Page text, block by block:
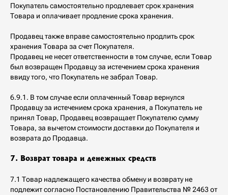
Покупатель самостоятельно продлевает срок хранения
Товара и оплачивает продление срока хранения.
Продавец также вправе самостоятельно продлить срок
хранения Товара за счет Покупателя.
Продавец не несет ответственности в том случае, если Товар
был возвращен Продавцу за истечением срока хранения
ввиду того, что Покупатель не забрал Товар.
6.9.1. В том случае если оплаченный Товар вернулся
Продавцу за истечением срока хранения, а Покупатель не
принял Товар, Продавец возвращает Покупателю сумму
Товара, за вычетом стоимости доставки до Покупателя и
возврата до Продавца.
7. Возврат товара и денежных средств
7.1 Товар надлежащего качества обмену и возврату не
подлежит согласно Постановлению Правительства № 2463 от